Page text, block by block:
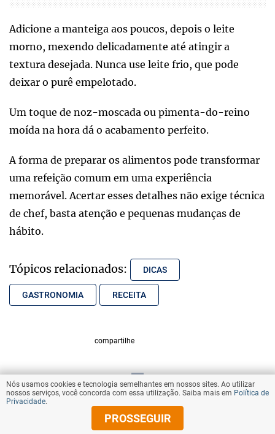
Adicione a manteiga aos poucos, depois o leite
morno, mexendo delicadamente até atingir a
textura desejada. Nunca use leite frio, que pode
deixar o purê empelotado.
Um toque de noz-moscada ou pimenta-do-reino
moída na hora dá o acabamento perfeito.
A forma de preparar os alimentos pode transformar
uma refeição comum em uma experiência
memorável. Acertar esses detalhes não exige técnica
de chef, basta atenção e pequenas mudanças de
hábito.
Tópicos relacionados: DICAS
GASTRONOMIA RECEITA
compartilhe
VOLTAR AO TOPO
© Copyright 2025 Diários Associados
Nós usamos cookies e tecnologia semelhantes em nossos sites. Ao utilizar
nossos serviços, você concorda com essa utilização. Saiba mais em Política de
Privacidade.
PROSSEGUIR